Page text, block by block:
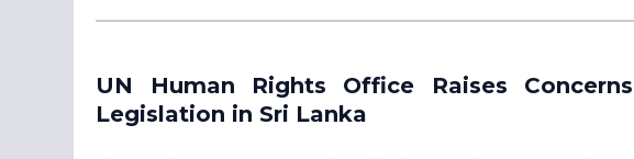
UN Human Rights Office Raises
Legislation in Sri Lanka